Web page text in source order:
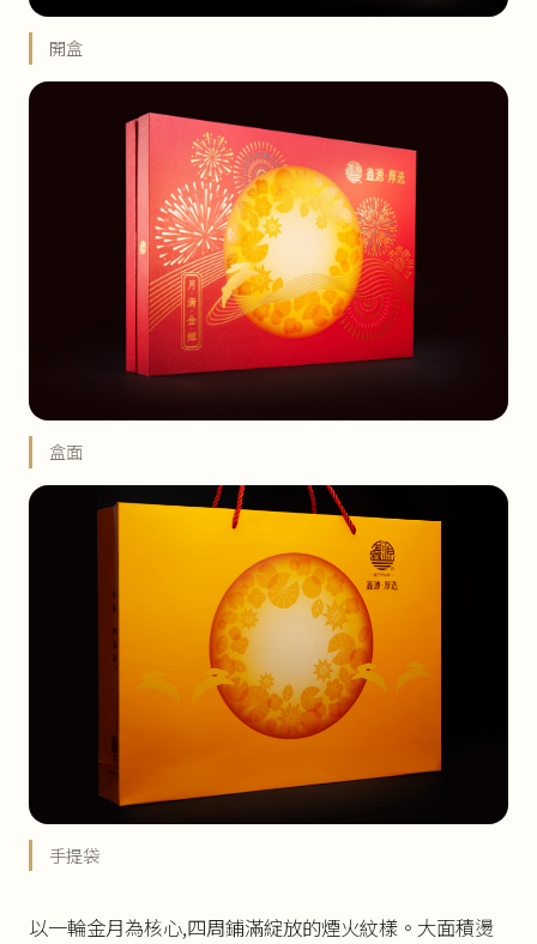
開盒
盒面
手提袋
以一輪金月為核心,四周鋪滿綻放的煙火紋樣。大面積燙